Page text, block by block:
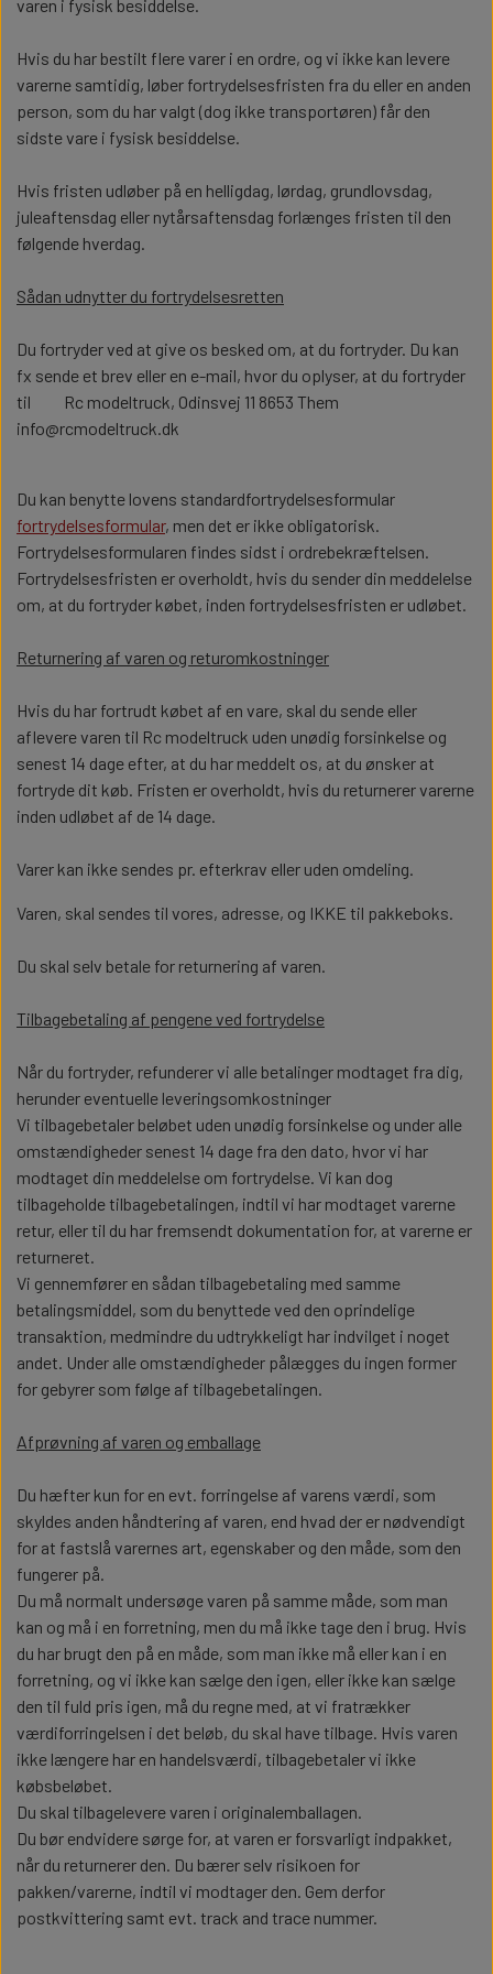
LASTBILER
2 AKSLET
3 AKSLET
4 AKSLET
TRAILER
ANHÆNGER
ELEKTRONIK
DIODER
1,8 MM DIODE
2,0 MM DIODER
3 MM DIODE
2X5 MM DIODER
5 MM DIODER
LEDNINGER
KRYMPEFLEX OG SPIRAL SLANGE
MODSTANDE
ROTORBLINK
BACKFIRE
SERVO OG SERVO KABLER
STIK OG KABLER
FARTREGULATORE OG LYSMODULER
ON/OFF MODULER
BATTERIER OG TILBEHØR
HØJTALERE OG LYD MODULER
INFRARØD OG BLUETOOTH
MODULER
MOTORER
SENDER OG MODTAGER
LYGTER OG LYSPRINT
SLINGER LYGTER
LYGTEPRINT
SOLSKÆRME
ARBEJDSLAMPER
SIDEMARKERINGS LAMPER
KOFANGER OG BAGLYGTER
LOW BAR
STYLING
DIVERSE ELEKTRONIK
BLINK MODULER
SMD
LYS OG BLINK MODULER
LYSMODUL
LASTBIL OPBYGNING
DÆK OG FÆLGE
KARDAN
AKSLER OG STYRTØJ
FØRERHUS TILBEHØR
CHASSIS TILBEHØR
OPHÆNG
TIP SYSTEMER
STÆNKLAPPER
CONTAINER
PLAST ARK
SCANIA 770S
SCANIA R620
MAN TGX
MERCEDES ACTROS
VOLVO FH16
TILBEHØR TIL ENTREPRENØR
MASKINER
TRAILER OG PÅHÆNGSVOGN
KONGEBOLT
SKÆRME
CHASSIS OPBYGNING
TRÆK
BOR OG SNITTAPPER
DIV.
HYDRAULIK
LESU
GODS OG PALLER
MALING OG TILBEHØR
VALLEJO
TILBEHØR
DIVERSE PLAST ARK
BYGGESÆT
LASTBILER
2 AKSLET
3 AKSLET
4 AKSLET
TRAILER
ANHÆNGER
ELEKTRONIK
DIODER
1,8 MM DIODE
2,0 MM DIODER
2X5 MM DIODER
5 MM DIODER
LEDNINGER
KRYMPEFLEX OG SPIRAL SLANGE
ROTORBLINK
BACKFIRE
SERVO OG SERVO KABLER
STIK OG KABLER
FARTREGULATORE OG LYSMODULER
ON/OFF MODULER
LADERE
HØJTALERE OG LYD MODULER
INFRARØD OG BLUETOOTH
MODULER
MOTORER
SENDER OG MODTAGER
SLINGER LYGTER
LYGTEPRINT
SOLSKÆRME
ARBEJDSLAMPER
SIDEMARKERINGS LAMPER
KOFANGER OG BAGLYGTER
LOW BAR
DIVERSE ELEKTRONIK
BLINK MODULER
SMD
LYS OG BLINK MODULER
LYSMODUL
LASTBIL OPBYGNING
DÆK OG FÆLGE
KARDAN
FØRERHUS TILBEHØR
CHASSIS TILBEHØR
OPHÆNG
TIP SYSTEMER
STÆNKLAPPER
CONTAINER
PLAST ARK
SCANIA 770S
MAN TGX
MERCEDES ACTROS
VOLVO FH16
TILBEHØR TIL ENTREPRENØR
MASKINER
PLADER
TRAILER OG PÅHÆNGSVOGN
OPBYGNING
DÆK OG FÆLGE
KONGEBOLT
TIP SYSTEMER
AKSLER
CHASSIS OPBYGNING
TRÆK
TILBEHØR
BOR OG SNITTAPPER
VÆRKTØJ
HYDRAULIK
LEIMBACH
HYDRAULIK TILBEHØR
KÆDER, WIRE OG TILBEHØR
MÆRKER
MALING OG TILBEHØR
VALLEJO
TILBEHØR
DIVERSE PLAST ARK
varen i fysisk besiddelse.
Hvis du har bestilt flere varer i en ordre, og vi ikke kan levere
varerne samtidig, løber fortrydelsesfristen fra du eller en anden
person, som du har valgt (dog ikke transportøren) får den
sidste vare i fysisk besiddelse.
Hvis fristen udløber på en helligdag, lørdag, grundlovsdag,
juleaftensdag eller nytårsaftensdag forlænges fristen til den
følgende hverdag.
Sådan udnytter du fortrydelsesretten
Du fortryder ved at give os besked om, at du fortryder. Du kan
fx sende et brev eller en e-mail, hvor du oplyser, at du fortryder
til Rc modeltruck, Odinsvej 11 8653 Them
info@rcmodeltruck.dk
Du kan benytte lovens standardfortrydelsesformular
fortrydelsesformular, men det er ikke obligatorisk.
Fortrydelsesformularen findes sidst i ordrebekræftelsen.
Fortrydelsesfristen er overholdt, hvis du sender din meddelelse
om, at du fortryder købet, inden fortrydelsesfristen er udløbet.
Returnering af varen og returomkostninger
Hvis du har fortrudt købet af en vare, skal du sende eller
aflevere varen til Rc modeltruck uden unødig forsinkelse og
senest 14 dage efter, at du har meddelt os, at du ønsker at
fortryde dit køb. Fristen er overholdt, hvis du returnerer varerne
inden udløbet af de 14 dage.
Varer kan ikke sendes pr. efterkrav eller uden omdeling.
Varen, skal sendes til vores, adresse, og IKKE til pakkeboks.
Du skal selv betale for returnering af varen.
Tilbagebetaling af pengene ved fortrydelse
Når du fortryder, refunderer vi alle betalinger modtaget fra dig,
herunder eventuelle leveringsomkostninger
Vi tilbagebetaler beløbet uden unødig forsinkelse og under alle
omstændigheder senest 14 dage fra den dato, hvor vi har
modtaget din meddelelse om fortrydelse. Vi kan dog
tilbageholde tilbagebetalingen, indtil vi har modtaget varerne
retur, eller til du har fremsendt dokumentation for, at varerne er
returneret.
Vi gennemfører en sådan tilbagebetaling med samme
betalingsmiddel, som du benyttede ved den oprindelige
transaktion, medmindre du udtrykkeligt har indvilget i noget
andet. Under alle omstændigheder pålægges du ingen former
for gebyrer som følge af tilbagebetalingen.
Afprøvning af varen og emballage
Du hæfter kun for en evt. forringelse af varens værdi, som
skyldes anden håndtering af varen, end hvad der er nødvendigt
for at fastslå varernes art, egenskaber og den måde, som den
fungerer på.
Du må normalt undersøge varen på samme måde, som man
kan og må i en forretning, men du må ikke tage den i brug. Hvis
du har brugt den på en måde, som man ikke må eller kan i en
forretning, og vi ikke kan sælge den igen, eller ikke kan sælge
den til fuld pris igen, må du regne med, at vi fratrækker
værdiforringelsen i det beløb, du skal have tilbage. Hvis varen
ikke længere har en handelsværdi, tilbagebetaler vi ikke
købsbeløbet.
Du skal tilbagelevere varen i originalemballagen.
Du bør endvidere sørge for, at varen er forsvarligt indpakket,
når du returnerer den. Du bærer selv risikoen for
pakken/varerne, indtil vi modtager den. Gem derfor
postkvittering samt evt. track and trace nummer.